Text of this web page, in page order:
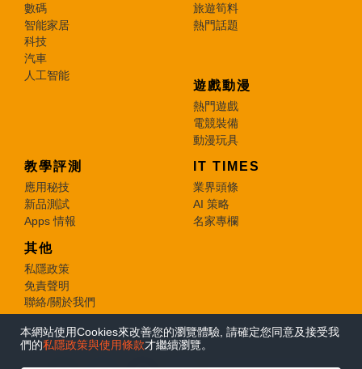
本網站使用Cookies來改善您的瀏覽體驗, 請確定您同意及接受我
們的私隱政策與使用條款才繼續瀏覽。
數碼
智能家居
科技
汽車
人工智能
旅遊筍料
熱門話題
遊戲動漫
熱門遊戲
電競裝備
動漫玩具
教學評測
應用秘技
新品測試
Apps 情報
IT TIMES
業界頭條
AI 策略
名家專欄
其他
私隱政策
免責聲明
聯絡/關於我們
© 2026 e-zone. All Rights Reserved.